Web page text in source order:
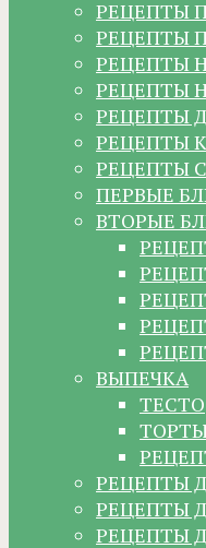
РЕЦЕПТЫ
РЕЦЕПТЫ
РЕЦЕПТЫ
РЕЦЕПТЫ
РЕЦЕПТЫ
РЕЦЕПТЫ
РЕЦЕПТЫ
ПЕРВЫЕ
ВТОРЫЕ
ВЫПЕЧКА
ТЕСТО
РЕЦЕПТЫ
РЕЦЕПТЫ
РЕЦЕПТЫ